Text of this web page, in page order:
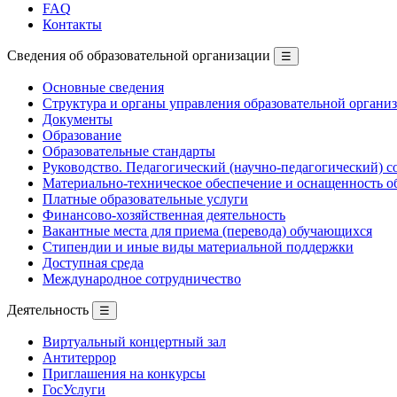
FAQ
Контакты
Сведения об образовательной организации ☰
Основные сведения
Структура и органы управления образовательной
Документы
Образование
Образовательные стандарты
Руководство. Педагогический (научно-педагогический)
Материально-техническое обеспечение и оснащенность
Платные образовательные услуги
Финансово-хозяйственная деятельность
Вакантные места для приема (перевода) обучающихся
Стипендии и иные виды материальной поддержки
Доступная среда
Международное сотрудничество
Деятельность ☰
Виртуальный концертный зал
Антитеррор
Приглашения на конкурсы
ГосУслуги